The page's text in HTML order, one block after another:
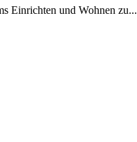
Einrichten und Wohnen zu...